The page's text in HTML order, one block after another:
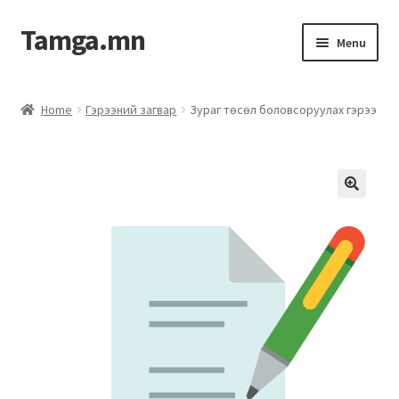
Tamga.mn Menu
Ажил гүйцэтгэх гэрээ
Компанийн удирдлагын бичиг баримт
Home Гэрээний загвар Зураг төсөл боловсоруулах гэрээ